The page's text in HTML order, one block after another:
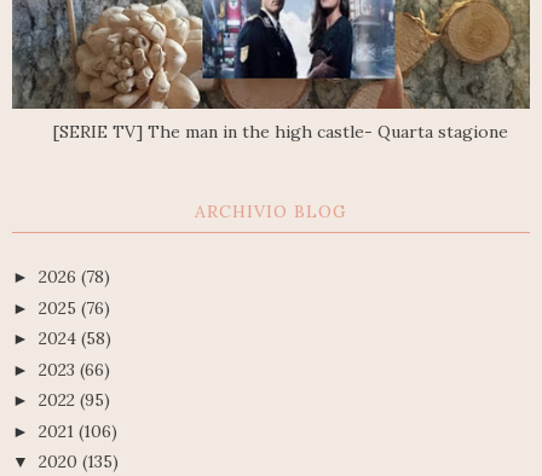
[SERIE TV] The man in the high castle- Quarta stagione
ARCHIVIO BLOG
► 2026 (78)
► 2025 (76)
► 2024 (58)
► 2023 (66)
► 2022 (95)
► 2021 (106)
▼ 2020 (135)